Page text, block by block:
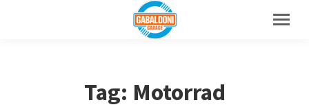
Tag: Motorrad